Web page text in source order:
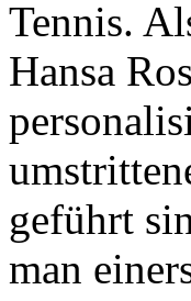
Tennis.
Hansa
geführt
man